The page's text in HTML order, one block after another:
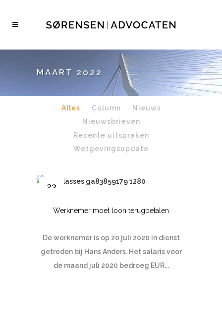
MAART 2022
Alles Column
Nieuws
Nieuwsbrieven
Recente uitspraken
Wetgevingsupdate
23
Werknemer moet loon terugbetalen
De werknemer is op 20 juli 2020 in dienst
getreden bij Hans Anders. Het salaris voor
de maand juli 2020 bedroeg EUR...